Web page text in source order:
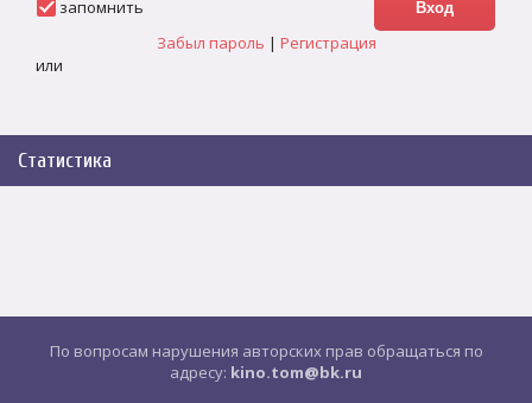
запомнить
Забыл пароль | Регистрация
или
Статистика
По вопросам нарушения авторских прав обращаться по
адресу: kino.tom@bk.ru